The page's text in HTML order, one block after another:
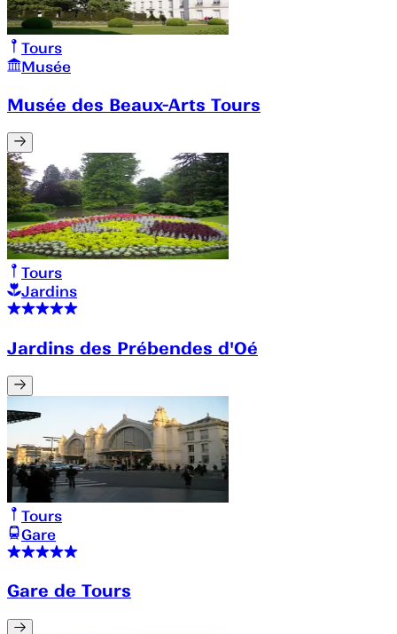
Tours
Musée
Musée des Beaux-Arts Tours
Tours
Jardins
Jardins des Prébendes d'Oé
Tours
Gare
Gare de Tours